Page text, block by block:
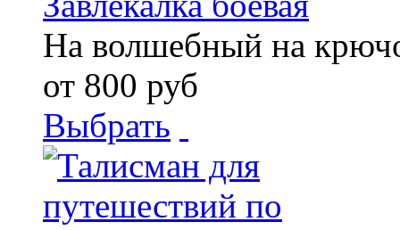
На волшебный на
от 800 руб
Выбрать